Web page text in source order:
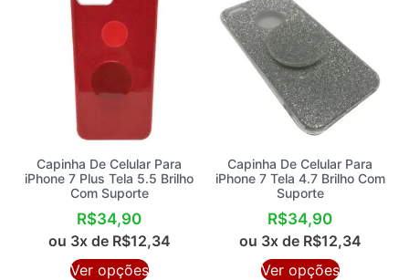
Capinha De Celular Para
iPhone 7 Plus Tela 5.5 Brilho
Com Suporte
R$34,90
ou 3x de R$12,34
Ver opções
Capinha De Celular Para
iPhone 7 Tela 4.7 Brilho Com
Suporte
R$34,90
ou 3x de R$12,34
Ver opções